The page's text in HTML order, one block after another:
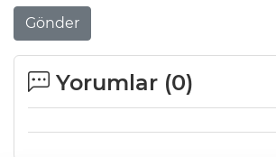
Gönder
Yorumlar (0)